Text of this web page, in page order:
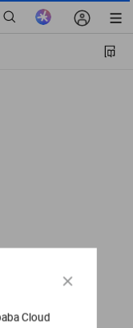
Cloud